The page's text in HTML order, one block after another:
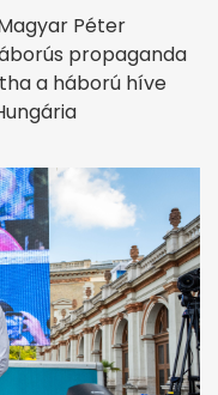
Péter
propaganda
a háború híve